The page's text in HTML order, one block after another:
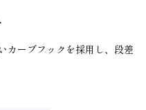
カーブフックを採用し、段差